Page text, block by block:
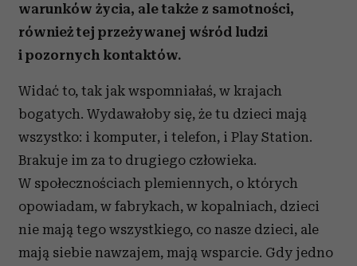
warunków życia, ale także z samotności,
również tej przeżywanej wśród ludzi
i pozornych kontaktów.
Widać to, tak jak wspomniałaś, w krajach
bogatych. Wydawałoby się, że tu dzieci mają
wszystko: i komputer, i telefon, i Play Station.
Brakuje im za to drugiego człowieka.
W społecznościach plemiennych, o których
opowiadam, w fabrykach, w kopalniach, dzieci
nie mają tego wszystkiego, co nasze dzieci, ale
mają siebie nawzajem, mają wsparcie. Gdy jedno